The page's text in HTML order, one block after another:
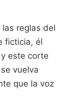
reglas del
ficticia, él
este corte
vuelva
que la voz